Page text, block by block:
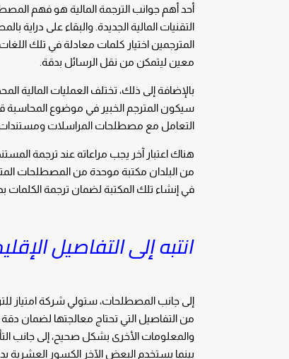
أحد أهم جوانب الترجمة المالية هو فهم
التقنيات المالية الجديدة. والبقاء على
المترجمين اختيار كلمات معادلة في تلك
معين ليتمكن من نقل الرسائل بدقة.
بالإضافة إلى ذلك، تختلف العمليات المالية
سيكون المترجم الخبير في موضوع المحاسبة
التعامل مع مصطلحات المراسلات ومستندات
هناك اعتبار آخر يجب مراعاته عند ترجمة
من البلدان مكتبة موحدة من المصطلحات
في إنشاء تلك المكتبة لضمان ترجمة
انتبه إلى التفاصيل
إلى جانب المصطلحات، ستولي شركة امتياز
من التفاصيل التي تحتاج معالجتها لضمان دقة
والمعلومات الأخرى بشكل صحيح، إلى جانب
بينما يستخدم البعض الآخر الكسور العشرية